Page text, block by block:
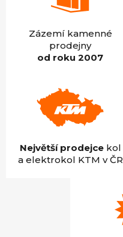
Zázemí kamenné
prodejny
od roku 2007
Největší prodejcekol
a elektrokol KTM v ČR